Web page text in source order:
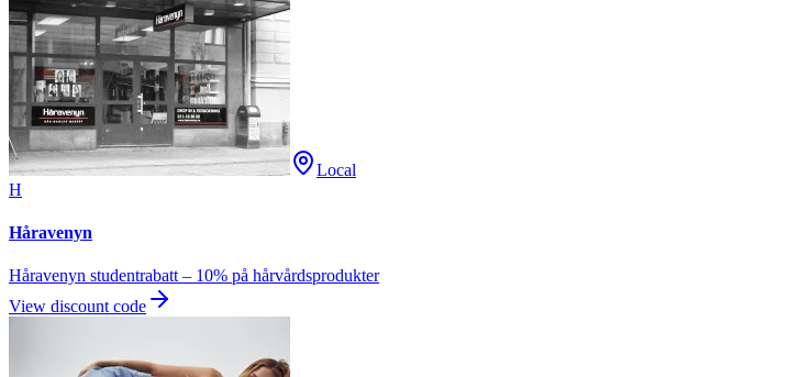
Local
H
Håravenyn
Håravenyn studentrabatt – 10% på hårvårdsprodukter
View discount code